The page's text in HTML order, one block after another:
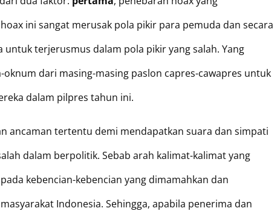
ini sangat merusak pola pikir para pemuda dan secara
untuk terjerusmus dalam pola pikir yang salah. Yang
dari masing-masing paslon capres-cawapres untuk
dalam pilpres tahun ini.
ancaman tertentu demi mendapatkan suara dan simpati
dalam berpolitik. Sebab arah kalimat-kalimat yang
kebencian-kebencian yang dimamahkan dan
Indonesia. Sehingga, apabila penerima dan